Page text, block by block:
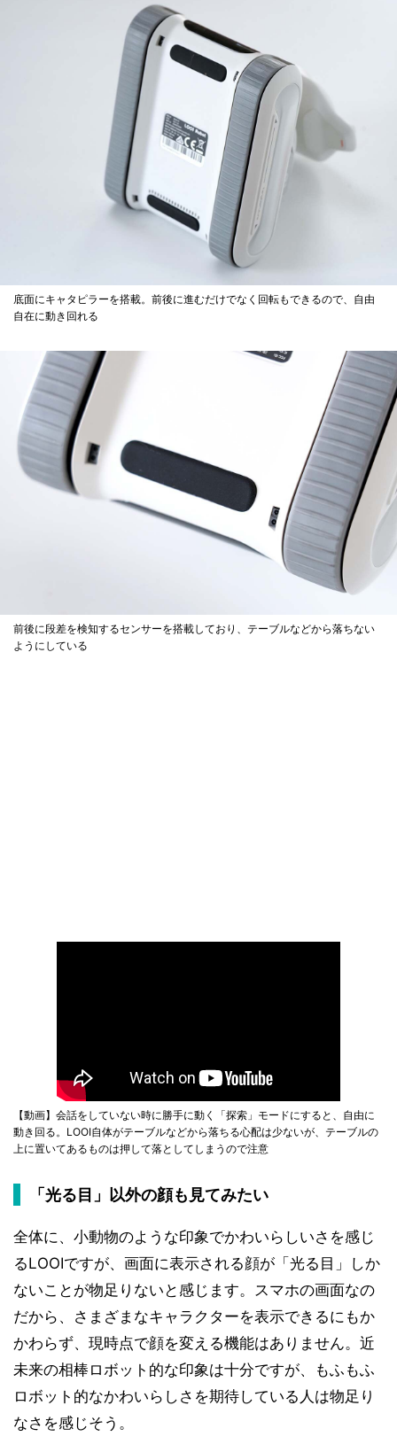
底面にキャタピラーを搭載。前後に進むだけでなく回転もできるので、自由
自在に動き回れる
前後に段差を検知するセンサーを搭載しており、テーブルなどから落ちない
ようにしている
【動画】会話をしていない時に勝手に動く「探索」モードにすると、自由に
動き回る。LOOI自体がテーブルなどから落ちる心配は少ないが、テーブルの
上に置いてあるものは押して落としてしまうので注意
「光る目」以外の顔も見てみたい
全体に、小動物のような印象でかわいらしいさを感じ
るLOOIですが、画面に表示される顔が「光る目」しか
ないことが物足りないと感じます。スマホの画面なの
だから、さまざまなキャラクターを表示できるにもか
かわらず、現時点で顔を変える機能はありません。近
未来の相棒ロボット的な印象は十分ですが、もふもふ
ロボット的なかわいらしさを期待している人は物足り
なさを感じそう。